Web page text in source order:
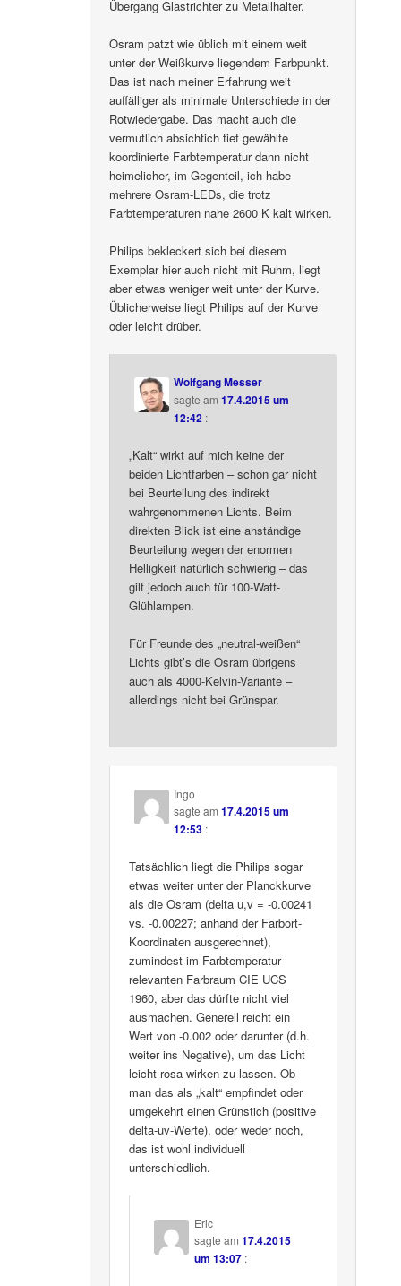
Übergang Glastrichter zu Metallhalter.
Osram patzt wie üblich mit einem weit
unter der Weißkurve liegendem Farbpunkt.
Das ist nach meiner Erfahrung weit
auffälliger als minimale Unterschiede in der
Rotwiedergabe. Das macht auch die
vermutlich absichtich tief gewählte
koordinierte Farbtemperatur dann nicht
heimelicher, im Gegenteil, ich habe
mehrere Osram-LEDs, die trotz
Farbtemperaturen nahe 2600 K kalt wirken.
Philips bekleckert sich bei diesem
Exemplar hier auch nicht mit Ruhm, liegt
aber etwas weniger weit unter der Kurve.
Üblicherweise liegt Philips auf der Kurve
oder leicht drüber.
Wolfgang Messer
sagte am17.4.2015 um
12:42 :
„Kalt“ wirkt auf mich keine der
beiden Lichtfarben – schon gar nicht
bei Beurteilung des indirekt
wahrgenommenen Lichts. Beim
direkten Blick ist eine anständige
Beurteilung wegen der enormen
Helligkeit natürlich schwierig – das
gilt jedoch auch für 100-Watt-
Glühlampen.
Für Freunde des „neutral-weißen“
Lichts gibt’s die Osram übrigens
auch als 4000-Kelvin-Variante –
allerdings nicht bei Grünspar.
Ingo
sagte am17.4.2015 um
12:53 :
Tatsächlich liegt die Philips sogar
etwas weiter unter der Planckkurve
als die Osram (delta u,v = -0.00241
vs. -0.00227; anhand der Farbort-
Koordinaten ausgerechnet),
zumindest im Farbtemperatur-
relevanten Farbraum CIE UCS
1960, aber das dürfte nicht viel
ausmachen. Generell reicht ein
Wert von -0.002 oder darunter (d.h.
weiter ins Negative), um das Licht
leicht rosa wirken zu lassen. Ob
man das als „kalt“ empfindet oder
umgekehrt einen Grünstich (positive
delta-uv-Werte), oder weder noch,
das ist wohl individuell
unterschiedlich.
Eric
sagte am 17.4.2015
um 13:07 :